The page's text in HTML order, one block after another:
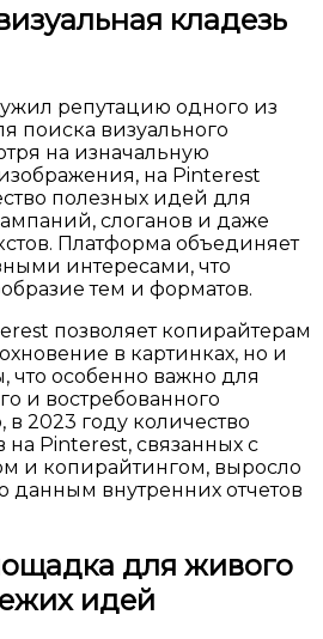
кладезь
репутацию одного из
поиска визуального
на изначальную
на Pinterest
полезных идей для
слоганов и даже
Платформа объединяет
интересами, что
тем и форматов.
позволяет копирайтерам
в картинках, но и
что особенно важно для
и востребованного
в 2023 году количество
на Pinterest, связанных с
и копирайтингом, выросло
данным внутренних отчетов
для живого
идей